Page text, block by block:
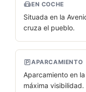
EN COCHE
Situada en la
cruza el pueblo.
APARCAMIENTO
Aparcamiento en
máxima visibilidad.